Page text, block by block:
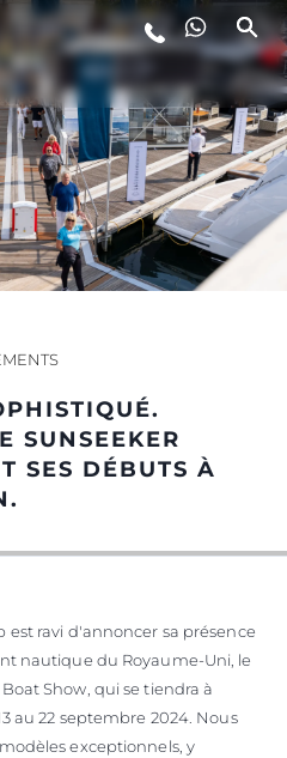
DE VIE
ÉQUIPE
SUNSEEKER
SES DÉBUTS À
est ravi d'annoncer sa présence
nautique du Royaume-Uni, le
Show, qui se tiendra à
au 22 septembre 2024. Nous
exceptionnels, y